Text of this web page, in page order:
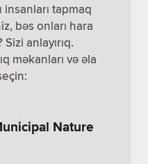
insanları tapmaq
bəs onları hara
anlayırıq.
məkanları və əla
Nature